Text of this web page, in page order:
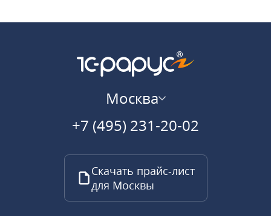
Москва
+7 (495) 231-20-02
Скачать прайс-лист
для Москвы